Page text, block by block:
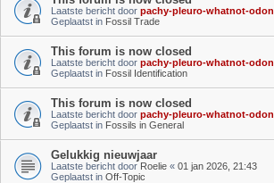
Laatste bericht door pachy-pleuro-whatnot-odon
Geplaatst in Fossil Trade
This forum is now closed
Laatste bericht door pachy-pleuro-whatnot-odon
Geplaatst in Fossil Identification
This forum is now closed
Laatste bericht door pachy-pleuro-whatnot-odon
Geplaatst in Fossils in General
Gelukkig nieuwjaar
Laatste bericht door Roelie « 01 jan 2026, 21:43
Geplaatst in Off-Topic